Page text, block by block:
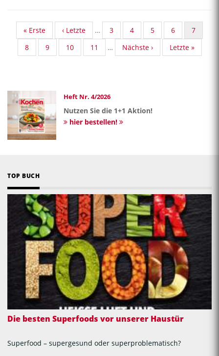
First
page
« Erste
Vorherige
Seite
‹ Letzte …
Standard
Taxonomy
Seite
3
Standard
Taxonomy
Seite
4
Standard
Taxonomy
Seite
5
Standard
Taxonomy
Seite
6
Aktuelle
Seite
7
Standard
Taxonomy
8
Standard
Taxonomy
9
Standard
Taxonomy
10
Standard
Taxonomy
11 …
Nächste
Seite
Nächste ›
Last
page
Letzte »
Heft Nr. 4/2026
Nutzen Sie die 1+1 Aktion!
hier bestellen!
TOP BUCH
Die besten Superfoods vor unserer Haustür
Superfood – supergesund oder superproblematisch?